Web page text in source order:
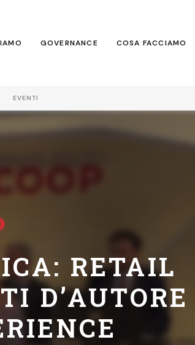
GOVERNANCE COSA FACCIAMO
EVENTI
RETAIL
D’AUTORE